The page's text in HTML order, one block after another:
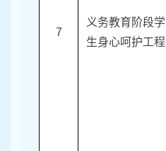
7
义务教育阶段学
生身心呵护工程